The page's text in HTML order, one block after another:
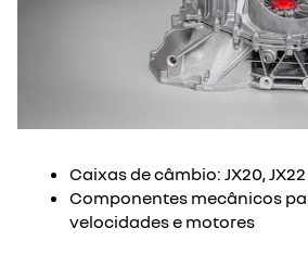
Caixas de câmbio: JX20, JX22
Componentes mecânicos
velocidades e motores